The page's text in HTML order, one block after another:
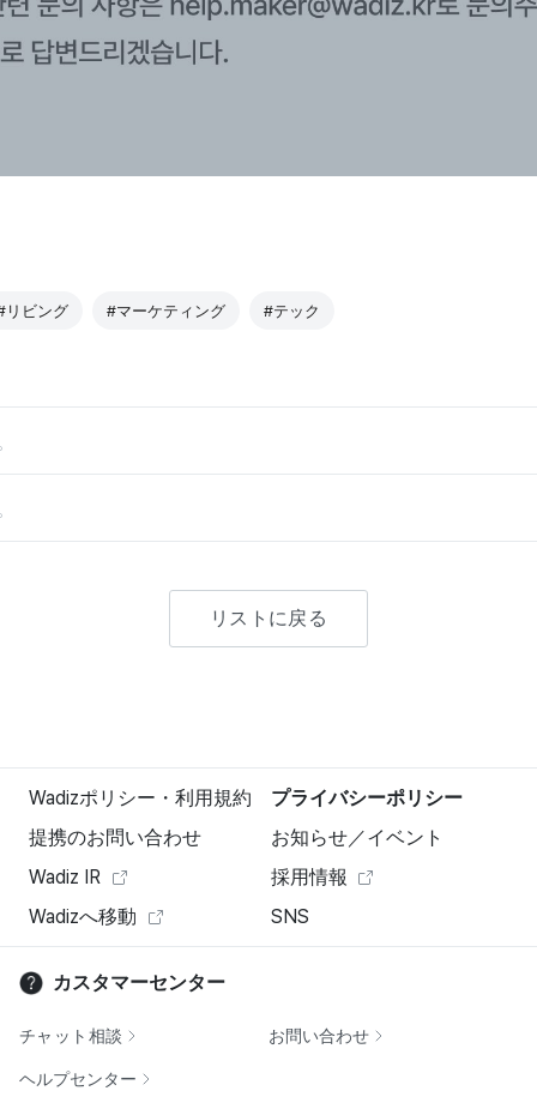
リビング #マーケティング #テック
リストに戻る
Wadizポリシー・利用規約
プライバシーポリシー
提携のお問い合わせ
お知らせ／イベント
Wadiz IR
採用情報
Wadizへ移動
SNS
カスタマーセンター
チャット相談 お問い合わせ
ヘルプセンター